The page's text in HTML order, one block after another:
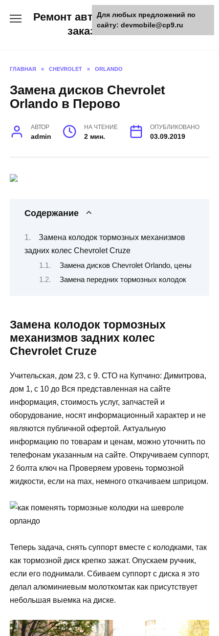
Ремонт авто и мото техники,
заказ запчастей
ГЛАВНАЯ » CHEVROLET » ORLANDO
Замена дисков Chevrolet
Orlando в Перово
АВТОР
admin
НА ЧТЕНИЕ
2 мин.
ОПУБЛИКОВАНО
03.09.2019
Содержание
Замена колодок тормозных механизмов
задних колес Chevrolet Cruze
Замена дисков Chevrolet Orlando, цены
Замена передних тормозных колодок
Замена колодок тормозных
механизмов задних колес
Chevrolet Cruze
Учительская, дом 23, с 9. СТО на Купчино: Димитрова,
дом 1, с 10 до Вся представленная на сайте
информация, стоимость услуг, запчастей и
оборудование, носят информационный характер и не
являются публичной офертой. Актуальную
информацию по товарам и ценам, можно уточнить по
телефонам указанным на сайте. Откручиваем суппорт,
2 болта ключ на Проверяем уровень тормозной
жидкости, если на max, немного откачиваем шприцом.
Теперь задача, снять суппорт вместе с колодками, так
как тормозной диск крепко зажат. Опускаем ручник,
если его поднимали. Сбиваем суппорт с диска я это
делал алюминиевым молоткомтак как присутствует
небольшая выемка на диске.
Для любых предложений по
сайту: devmobile@cp9.ru